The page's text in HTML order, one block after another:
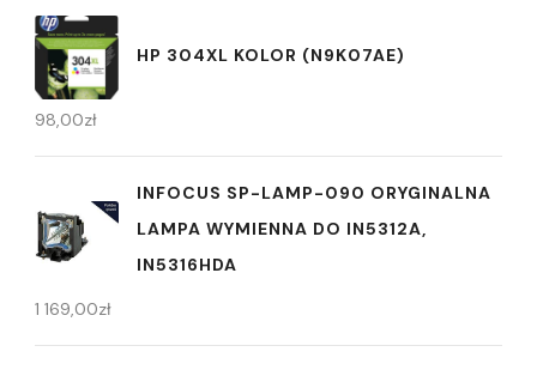
HP 304XL KOLOR (N9K07AE)
98,00zł
INFOCUS SP-LAMP-090 ORYGINALNA
LAMPA WYMIENNA DO IN5312A,
IN5316HDA
1 169,00zł